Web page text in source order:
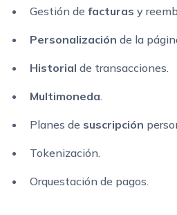
Gestión de facturas y
Personalización de la
Historial de transacciones.
Multimoneda.
Planes de suscripción
Tokenización.
Orquestación de pagos.